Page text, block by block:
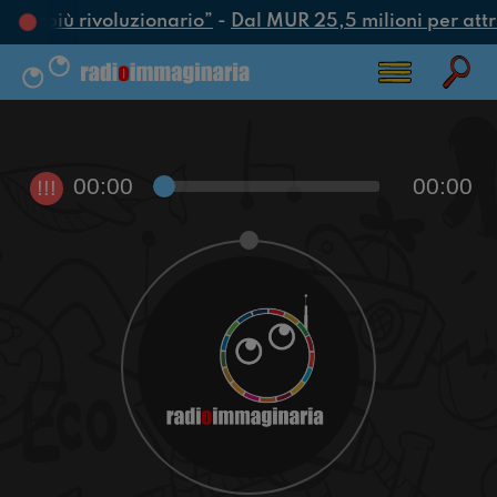
più rivoluzionario”- Dal MUR 25,5 milioni per
!!! 00:00 00:00